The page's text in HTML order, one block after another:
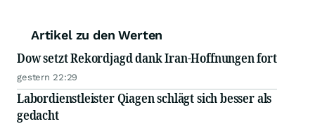
Artikel zu den Werten
Dow setzt Rekordjagd dank Iran-Hoffnungen fort
gestern 22:29
Labordienstleister Qiagen schlägt sich besser als
gedacht